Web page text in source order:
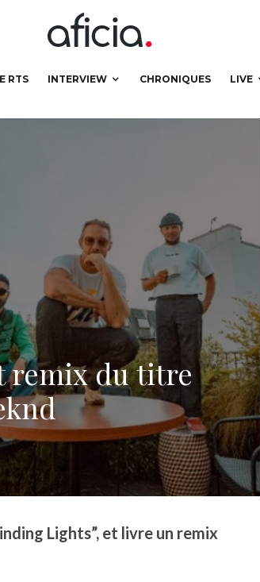
RTS INTERVIEW CHRONIQUES LIVE
remix du titre
Lights”, et livre un remix